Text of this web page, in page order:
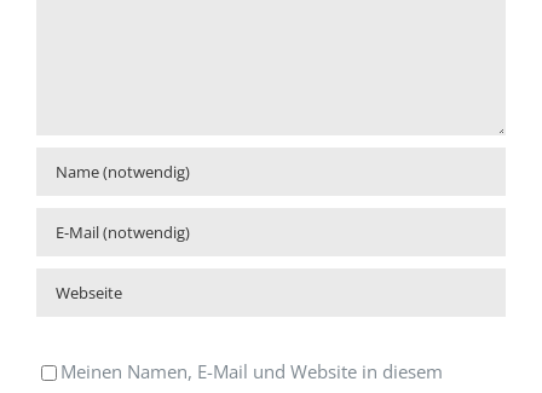
Meinen Namen, E-Mail und Website in diesem